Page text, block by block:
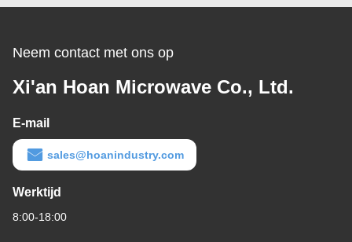
Draadsnijden
Neem contact met ons op
Xi'an Hoan Microwave Co., Ltd.
E-mail
sales@hoanindustry.com
Werktijd
8:00-18:00